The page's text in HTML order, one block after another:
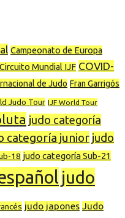
Campeonato de Europa
Circuito Mundial IJF COVID-
de Judo Fran Garrigós
Judo Tour IJF World Tour
judo categoría
categoría junior judo
18 judo categoría Sub-21
judo
judo japones Judo